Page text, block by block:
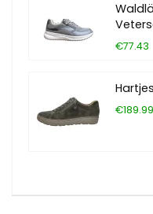
€77.43
€189.99